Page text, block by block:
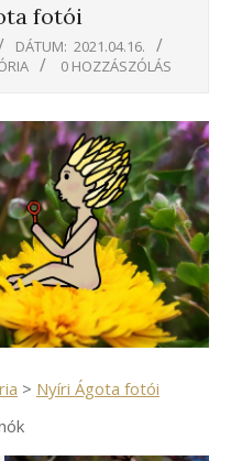
fotói
DÁTUM: 2021.04.16.
0 HOZZÁSZÓLÁS
> Nyíri Ágota fotói